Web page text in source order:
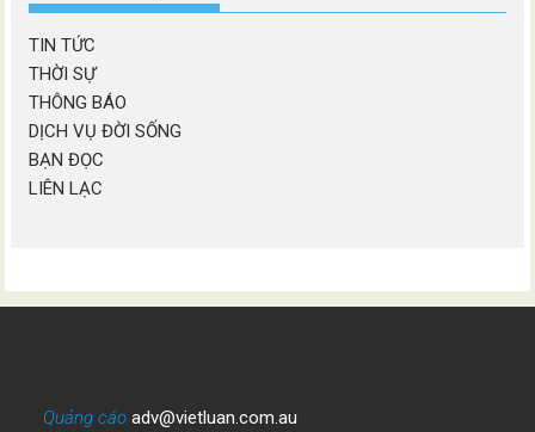
TIN TỨC
THỜI SỰ
THÔNG BÁO
DỊCH VỤ ĐỜI SỐNG
BẠN ĐỌC
LIÊN LẠC
Quảng cáo adv@vietluan.com.au